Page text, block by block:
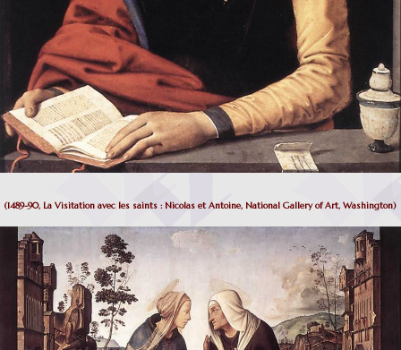
(1489-90, La Visitation avec les saints : Nicolas et Antoine, National Gallery of Art, Washington)